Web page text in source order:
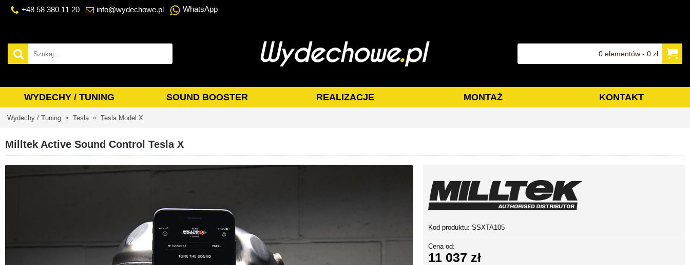
+48 58 380 11 20 info@wydechowe.pl WhatsApp
0 elementów - 0 zł
WYDECHY / TUNING SOUND BOOSTER REALIZACJE MONTAŻ KONTAKT
Wydechy / Tuning Tesla Tesla Model X
Milltek Active Sound Control Tesla X
Kod produktu:SSXTA105
Cena od:
11 037 zł